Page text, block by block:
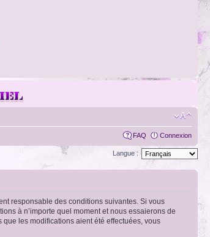
FAQ Connexion
Langue :
responsable des conditions suivantes. Si vous
à n’importe quel moment et nous essaierons de
les modifications aient été effectuées, vous